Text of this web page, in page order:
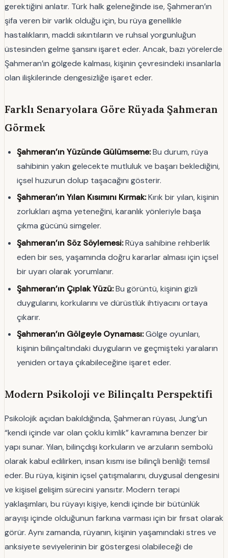
gerektiğini anlatır. Türk halk geleneğinde ise, Şahmeran’ın
şifa veren bir varlık olduğu için, bu rüya genellikle
hastalıkların, maddi sıkıntıların ve ruhsal yorgunluğun
üstesinden gelme şansını işaret eder. Ancak, bazı yörelerde
Şahmeran’ın gölgede kalması, kişinin çevresindeki insanlarla
olan ilişkilerinde dengesizliğe işaret eder.
Farklı Senaryolara Göre Rüyada Şahmeran
Görmek
Şahmeran’ın Yüzünde Gülümseme:Bu durum, rüya
sahibinin yakın gelecekte mutluluk ve başarı beklediğini,
içsel huzurun dolup taşacağını gösterir.
Şahmeran’ın Yılan Kısımını Kırmak:Kırık bir yılan, kişinin
zorlukları aşma yeteneğini, karanlık yönleriyle başa
çıkma gücünü simgeler.
Şahmeran’ın Söz Söylemesi:Rüya sahibine rehberlik
eden bir ses, yaşamında doğru kararlar alması için içsel
bir uyarı olarak yorumlanır.
Şahmeran’ın Çıplak Yüzü:Bu görüntü, kişinin gizli
duygularını, korkularını ve dürüstlük ihtiyacını ortaya
çıkarır.
Şahmeran’ın Gölgeyle Oynaması:Gölge oyunları,
kişinin bilinçaltındaki duyguların ve geçmişteki yaraların
yeniden ortaya çıkabileceğine işaret eder.
Modern Psikoloji ve Bilinçaltı Perspektifi
Psikolojik açıdan bakıldığında, Şahmeran rüyası, Jung’un
“kendi içinde var olan çoklu kimlik” kavramına benzer bir
yapı sunar. Yılan, bilinçdışı korkuların ve arzuların sembolü
olarak kabul edilirken, insan kısmı ise bilinçli benliği temsil
eder. Bu rüya, kişinin içsel çatışmalarını, duygusal dengesini
ve kişisel gelişim sürecini yansıtır. Modern terapi
yaklaşımları, bu rüyayı kişiye, kendi içinde bir bütünlük
arayışı içinde olduğunun farkına varması için bir fırsat olarak
görür. Aynı zamanda, rüyanın, kişinin yaşamındaki stres ve
anksiyete seviyelerinin bir göstergesi olabileceği de